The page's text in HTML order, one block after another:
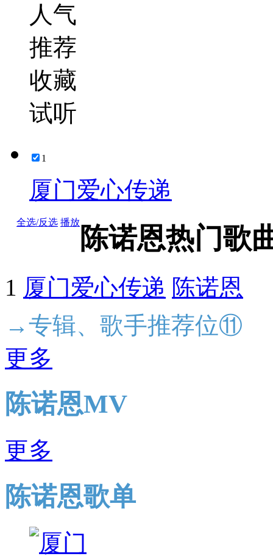
人气
推荐
收藏
试听
1
厦门爱心传递
全选/反选 播放
陈诺恩热门歌
1 厦门爱心传递 陈诺恩
→专辑、歌手推荐位⑪
更多
陈诺恩MV
更多
陈诺恩歌单